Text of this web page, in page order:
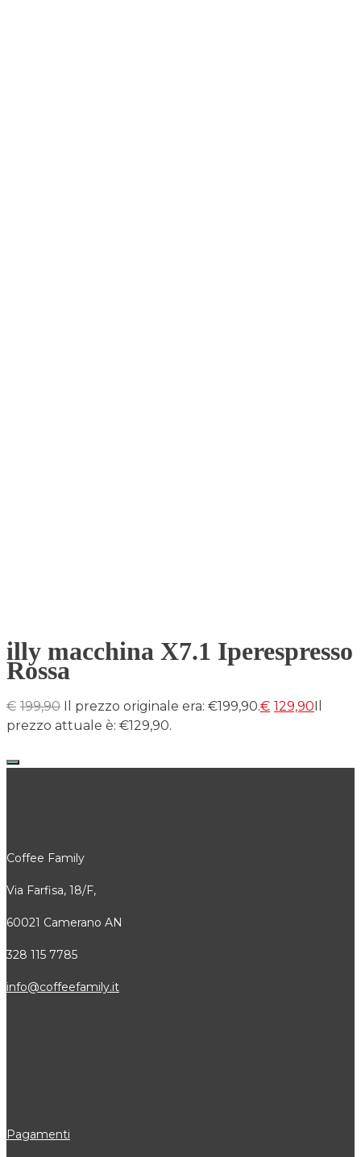
illy macchina X7.1 Iperespresso
Rossa
€ 199,90 Il prezzo originale era: €199,90.€ 129,90Il
prezzo attuale è: €129,90.
Coffee Family
Via Farfisa, 18/F,
60021 Camerano AN
328 115 7785
info@coffeefamily.it
Pagamenti